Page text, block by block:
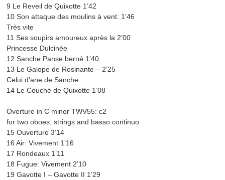
9 Le Reveil de Quixotte 1’42
10 Son attaque des moulins à vent: 1’46
Très vite
11 Ses soupirs amoureux après la 2’00
Princesse Dulcinée
12 Sanche Panse berné 1’40
13 Le Galope de Rosinante – 2’25
Celui d’ane de Sanche
14 Le Couché de Quixotte 1’08
Overture in C minor TWV55: c2
for two oboes, strings and basso continuo
15 Ouverture 3’14
16 Air: Vivement 1’16
17 Rondeaux 1’11
18 Fugue: Vivement 2’10
19 Gavotte I – Gavotte II 1’29